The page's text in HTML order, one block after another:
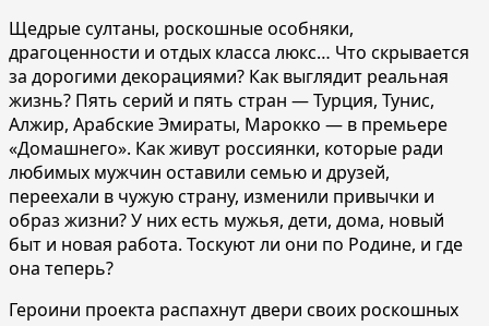
Щедрые султаны, роскошные особняки,
драгоценности и отдых класса люкс… Что скрывается
за дорогими декорациями? Как выглядит реальная
жизнь? Пять серий и пять стран — Турция, Тунис,
Алжир, Арабские Эмираты, Марокко — в премьере
«Домашнего». Как живут россиянки, которые ради
любимых мужчин оставили семью и друзей,
переехали в чужую страну, изменили привычки и
образ жизни? У них есть мужья, дети, дома, новый
быт и новая работа. Тоскуют ли они по Родине, и где
она теперь?
Героини проекта распахнут двери своих роскошных